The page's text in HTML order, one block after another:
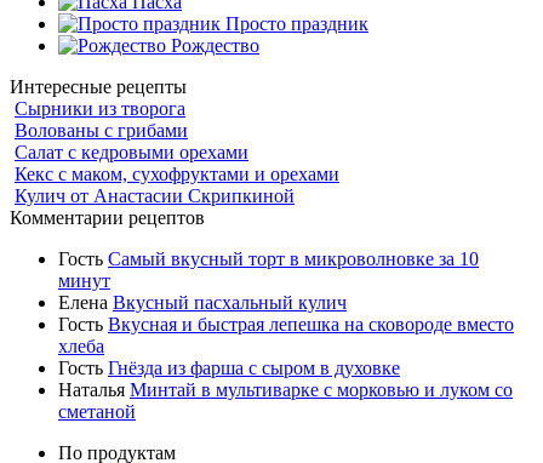
Просто праздник
Рождество
Интересные рецепты
Сырники из творога
Волованы с грибами
Салат с кедровыми орехами
Кекс с маком, сухофруктами и орехами
Кулич от Анастасии Скрипкиной
Комментарии рецептов
Гость Самый вкусный торт в микроволновке за 10
минут
Елена Вкусный пасхальный кулич
Гость Вкусная и быстрая лепешка на сковороде вместо
хлеба
Гость Гнёзда из фарша с сыром в духовке
Наталья Минтай в мультиварке с морковью и луком со
сметаной
По продуктам